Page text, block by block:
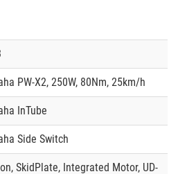
PW-X2, 250W, 80Nm, 25km/h
InTube
Side Switch
SkidPlate, Integrated Motor, UD-